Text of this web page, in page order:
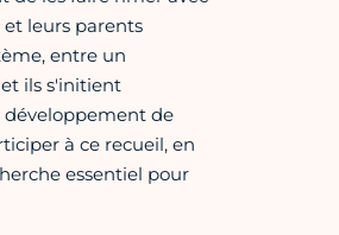
leurs parents
entre un
ils s'initient
développement de
à ce recueil, en
essentiel pour